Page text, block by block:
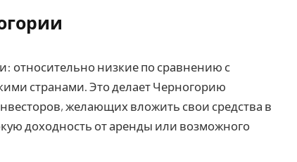
относительно низкие по сравнению с
странами. Это делает Черногорию
желающих вложить свои средства в
доходность от аренды или возможного